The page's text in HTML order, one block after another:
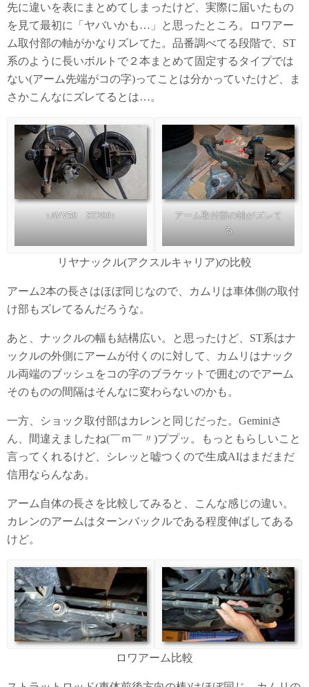
先に違いを表にまとめてしまったけど、実際に届いたもの
を見て最初に「ヤバいかも…」と思ったところ。ロワアー
ム取付部の軸がかなりズレてた。品番調べてる段階で、ST
系のように長いボルトで２本まとめて固定するタイプでは
ない(アーム先端がコの字)ってことは分かっていたけど、ま
さかこんなにズレてるとは…。
↑AVV50 ST206↑
アーム取付部の軸がズレて
る
リヤナックル(アクスルキャリア)の比較
アーム2本の長さはほぼ同じなので、カムリは車体側の取付
け部もズレてるんだろうな。
あと、ナックルの幅も結構広い。と思ったけど、ST系はナ
ックルの外側にアームが付くのに対して、カムリはナック
ル両端のブッシュをコの字のブラケットで囲むのでアーム
そのものの間隔はそんなに変わらないのかも。
一方、ショック取付部はカレンと同じだった。Geminiさ
ん、間違えましたね(￣ｍ￣〃)ププッ。もっともらしいこと
言ってくれるけど、シレッと嘘つくので生成AIはまだまだ
信用ならんなあ。
アーム自体の長さを比較してみると、こんな感じの違い。
カレンのアームはターンバックルである程度伸ばしてある
けど。
ロワアーム比較